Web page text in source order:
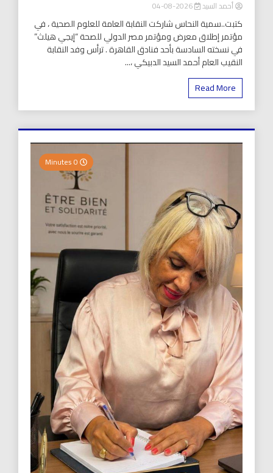
أحمد السيد 2026-08-04
كتبت..سمية النحاس شاركت النقابة العامة للعلوم الصحية ، في
مؤتمر إطلاق معرض ومؤتمر مصر الدولي للصحة “إيجي هيلث”
في نسخته السادسة بأحد فنادق القاهرة . ترأس وفد النقابة
النقيب العام أحمد السيد الدبيكي ،...
Read More